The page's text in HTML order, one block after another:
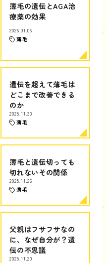
薄毛の遺伝とAGA治
療薬の効果
2026.01.06
薄毛
遺伝を超えて薄毛は
どこまで改善できる
のか
2025.11.30
薄毛
薄毛と遺伝切っても
切れないその関係
2025.11.26
薄毛
父親はフサフサなの
に、なぜ自分が？遺
伝の不思議
2025.11.20